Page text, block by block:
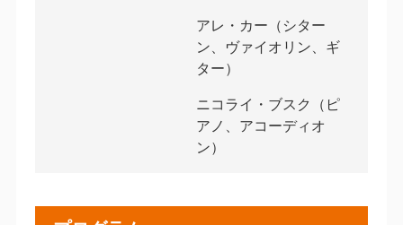
アレ・カー（シター
ン、ヴァイオリン、ギ
ター）
ニコライ・ブスク（ピ
アノ、アコーディオ
ン）